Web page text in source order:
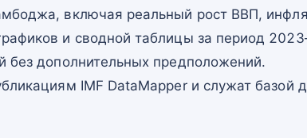
включая реальный рост ВВП,
и сводной таблицы за период
без дополнительных предположений.
IMF DataMapper и служат базой